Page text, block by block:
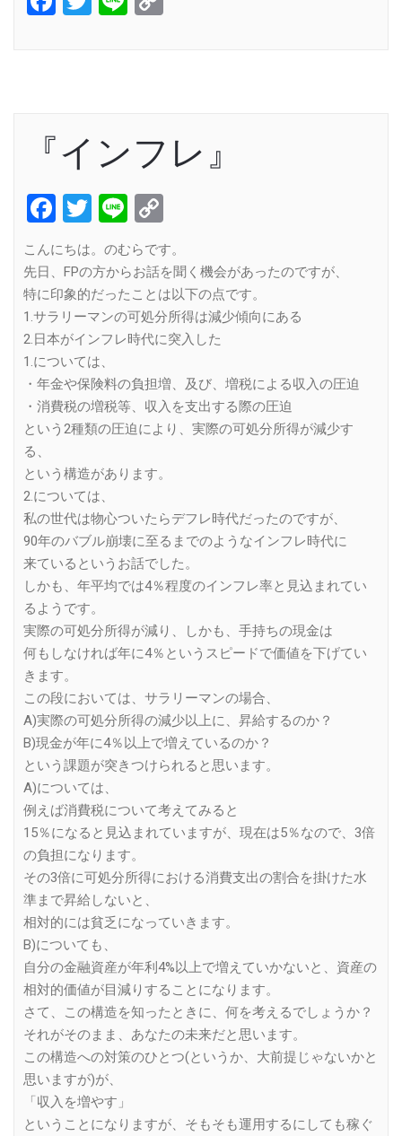
『インフレ』
Facebook
Twitter
Line
Link
こんにちは。のむらです。
先日、FPの方からお話を聞く機会があったのですが、
特に印象的だったことは以下の点です。
1.サラリーマンの可処分所得は減少傾向にある
2.日本がインフレ時代に突入した
1.については、
・年金や保険料の負担増、及び、増税による収入の圧迫
・消費税の増税等、収入を支出する際の圧迫
という2種類の圧迫により、実際の可処分所得が減少す
る、
という構造があります。
2.については、
私の世代は物心ついたらデフレ時代だったのですが、
90年のバブル崩壊に至るまでのようなインフレ時代に
来ているというお話でした。
しかも、年平均では4％程度のインフレ率と見込まれてい
るようです。
実際の可処分所得が減り、しかも、手持ちの現金は
何もしなければ年に4％というスピードで価値を下げてい
きます。
この段においては、サラリーマンの場合、
A)実際の可処分所得の減少以上に、昇給するのか？
B)現金が年に4％以上で増えているのか？
という課題が突きつけられると思います。
A)については、
例えば消費税について考えてみると
15％になると見込まれていますが、現在は5％なので、3倍
の負担になります。
その3倍に可処分所得における消費支出の割合を掛けた水
準まで昇給しないと、
相対的には貧乏になっていきます。
B)についても、
自分の金融資産が年利4%以上で増えていかないと、資産の
相対的価値が目減りすることになります。
さて、この構造を知ったときに、何を考えるでしょうか？
それがそのまま、あなたの未来だと思います。
この構造への対策のひとつ(というか、大前提じゃないかと
思いますが)が、
「収入を増やす」
ということになりますが、そもそも運用するにしても稼ぐ